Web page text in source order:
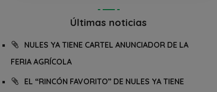
Últimas noticias
NULES YA TIENE CARTEL ANUNCIADOR DE LA
FERIA AGRÍCOLA
EL “RINCÓN FAVORITO” DE NULES YA TIENE